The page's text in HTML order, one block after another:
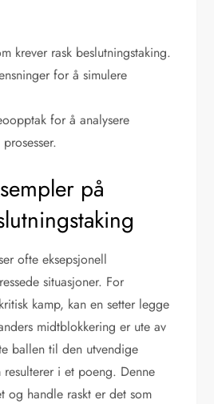
krever rask beslutningstaking.
for å simulere
for å analysere
på
ofte eksepsjonell
situasjoner. For
kamp, kan en setter legge
midtblokkering er ute av
ballen til den utvendige
i et poeng. Denne
og handle raskt er det som